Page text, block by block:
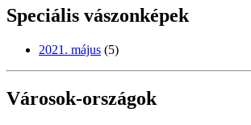
Speciális vászonképek
2021. május (5)
Városok-országok